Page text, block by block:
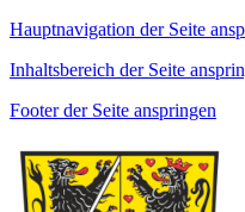
Hauptnavigation der Seite
Inhaltsbereich der Seite
Footer der Seite anspringen